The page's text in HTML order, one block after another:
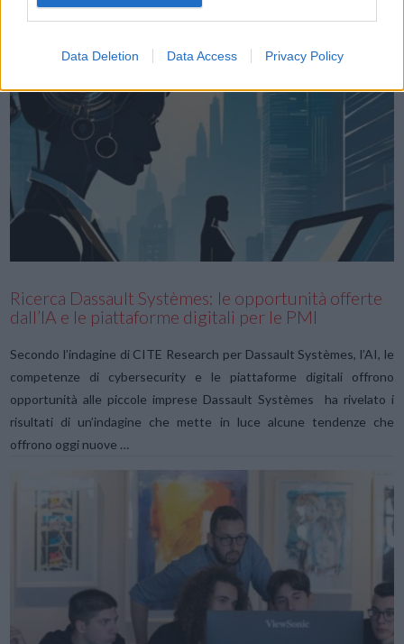
Data Deletion Data Access Privacy Policy
Ricerca Dassault Systèmes: le opportunità offerte
dall’IA e le piattaforme digitali per le PMI
Secondo l’indagine di CITE Research per Dassault Systèmes, l’AI, le
competenze di cybersecurity e le piattaforme digitali offrono
opportunità alle piccole imprese Dassault Systèmes ha rivelato i
risultati di un’indagine che mette in luce alcune tendenze che
offrono oggi nuove …